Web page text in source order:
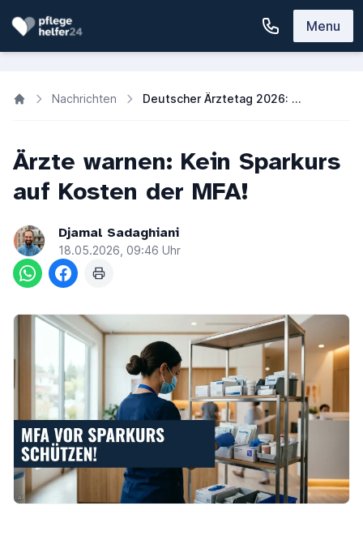
Menu
Nachrichten Deutscher Ärztetag 2026: Ärzte fordern mehr Unterstützung für MFA
Ärzte warnen: Kein Sparkurs
auf Kosten der MFA!
Djamal Sadaghiani
18.05.2026, 09:46 Uhr